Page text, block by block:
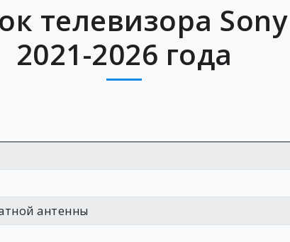
телевизора Sony
2021-2026 года
антенны